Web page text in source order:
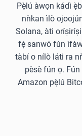
Pẹ̀lú àwọn kádì
nǹkan ìlò
Solana, àti
fẹ́ sanwó fún
tàbí o nílò láti ra
pèsè fún ọ.
Amazon pẹ̀lú